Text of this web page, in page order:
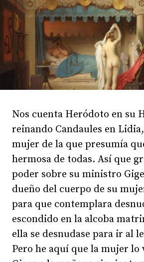
Nos cuenta Heródoto en su
reinando Candaules en
mujer de la que presumía
hermosa de todas. Así que
poder sobre su ministro
dueño del cuerpo de su
para que contemplara
escondido en la alcoba
ella se desnudase para ir al
Pero he aquí que la mujer lo